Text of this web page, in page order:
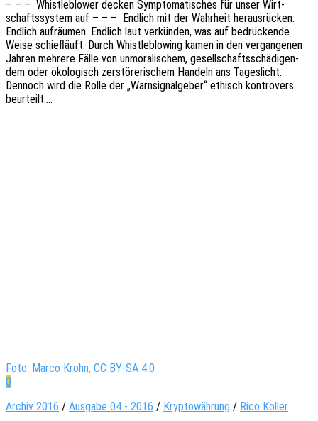
– – – Whist­le­b­lower decken Sympto­ma­ti­sches für unser Wirt­
schafts­sys­tem auf – – – Endlich mit der Wahr­heit heraus­rü­cken.
Endlich aufräu­men. Endlich laut verkün­den, was auf bedrü­cken­de
Weise schief­läuft. Durch Whist­le­b­lo­wing kamen in den vergan­ge­nen
Jahren mehre­re Fälle von unmo­ra­li­schem, gesell­schafts­schä­di­gen­
dem oder ökolo­gisch zerstö­re­ri­schem Handeln ans Tages­licht.
Dennoch wird die Rolle der „Warn­si­gnal­ge­ber“ ethisch kontro­vers
beurteilt.…
Foto: Marco Krohn, CC BY-SA 4.0
0
Archiv 2016 / Ausgabe 04 - 2016 / Kryptowährung / Rico Koller